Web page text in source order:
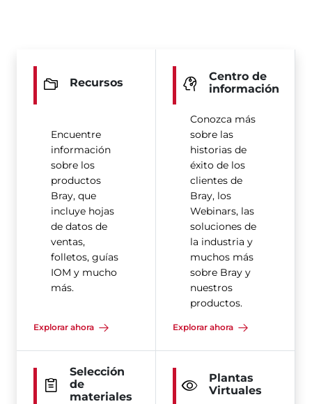
Recursos
Encuentre
información
sobre los
productos
Bray, que
incluye hojas
de datos de
ventas,
folletos, guías
IOM y mucho
más.
Explorar ahora
Centro de
información
Conozca más
sobre las
historias de
éxito de los
clientes de
Bray, los
Webinars, las
soluciones de
la industria y
muchos más
sobre Bray y
nuestros
productos.
Explorar ahora
Selección
de
materiales
Plantas
Virtuales